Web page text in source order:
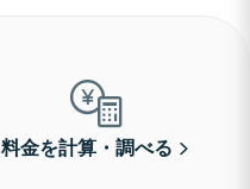
料金を計算・調べる